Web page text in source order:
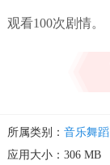
观看100次剧情。
所属类别： 音乐舞蹈
应用大小：306 MB